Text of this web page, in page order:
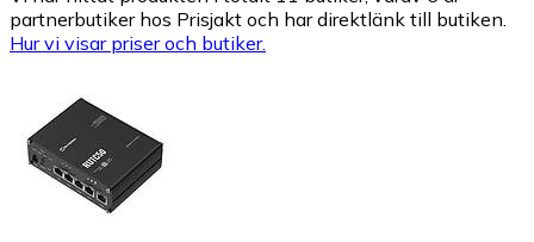
partnerbutiker hos Prisjakt och har direktlänk till butiken.
Hur vi visar priser och butiker.